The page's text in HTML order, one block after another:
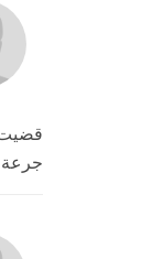
قضيت
جرعة